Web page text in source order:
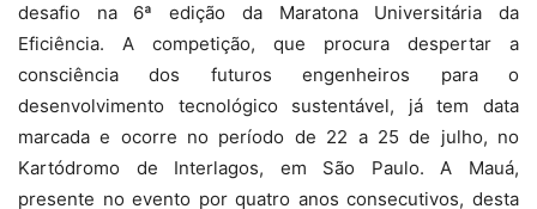
desafio na 6ª edição da Maratona Universitária da
Eficiência. A competição, que procura despertar a
consciência dos futuros engenheiros para o
desenvolvimento tecnológico sustentável, já tem data
marcada e ocorre no período de 22 a 25 de julho, no
Kartódromo de Interlagos, em São Paulo. A Mauá,
presente no evento por quatro anos consecutivos, desta